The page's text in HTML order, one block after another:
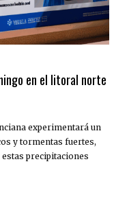
en el litoral norte
experimentará un
y tormentas fuertes,
precipitaciones